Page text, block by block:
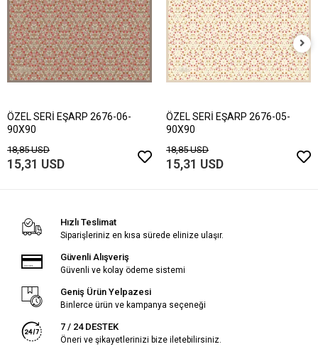
ÖZEL SERİ EŞARP 2676-06-
90X90
18,85 USD
15,31 USD
ÖZEL SERİ EŞARP 2676-05-
90X90
18,85 USD
15,31 USD
Hızlı Teslimat
Siparişleriniz en kısa sürede elinize ulaşır.
Güvenli Alışveriş
Güvenli ve kolay ödeme sistemi
Geniş Ürün Yelpazesi
Binlerce ürün ve kampanya seçeneği
7 / 24 DESTEK
Öneri ve şikayetlerinizi bize iletebilirsiniz.